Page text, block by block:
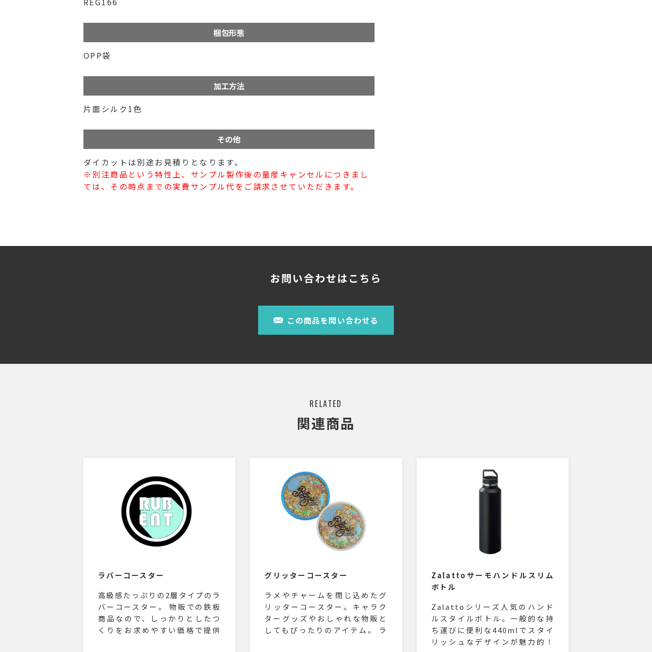
梱包形態
OPP袋
加工方法
片面シルク1色
その他
ダイカットは別途お見積りとなります。
※別注商品という特性上、サンプル製作後の量産キャンセルにつきまし
ては、その時点までの実費サンプル代をご請求させていただきます。
お問い合わせはこちら
この商品を問い合わせる
RELATED
関連商品
ラバーコースター
高級感たっぷりの2層タイプのラ
バーコースター。 物販での鉄板
商品なので、しっかりとしたつ
くりをお求めやすい価格で提供
グリッターコースター
ラメやチャームを閉じ込めたグ
リッターコースター。キャラク
ターグッズやおしゃれな物販と
してもぴったりのアイテム。 ラ
Zalattoサーモハンドルスリム
ボトル
Zalattoシリーズ人気のハンド
ルスタイルボトル。一般的な持
ち運びに便利な440mlでスタイ
リッシュなデザインが魅力的！